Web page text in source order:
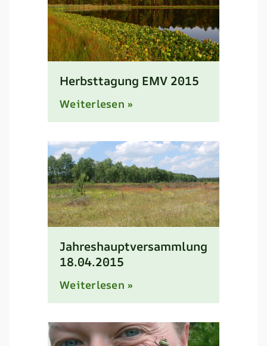
Herbsttagung EMV 2015
Weiterlesen »
Jahreshauptversammlung
18.04.2015
Weiterlesen »